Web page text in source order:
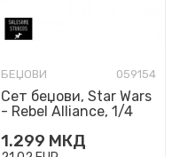
БЕЏОВИ 059154
Сет беџови, Star Wars
- Rebel Alliance, 1/4
1.299 МКД